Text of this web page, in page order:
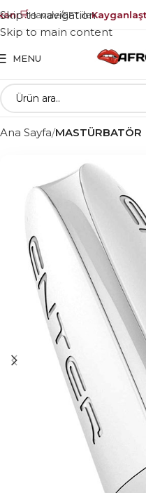
🛒Havale/EFT ile
Skip to navigation
Skip to main content
MENU
Ana Sayfa MASTÜRBATÖR